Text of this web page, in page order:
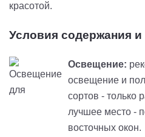
красотой.
Условия содержания и
Освещение:
освещение и
сортов - только
лучшее место -
восточных окон.